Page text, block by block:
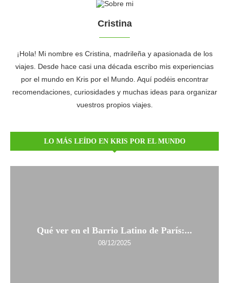
Cristina
¡Hola! Mi nombre es Cristina, madrileña y apasionada de los
viajes. Desde hace casi una década escribo mis experiencias
por el mundo en Kris por el Mundo. Aquí podéis encontrar
recomendaciones, curiosidades y muchas ideas para organizar
vuestros propios viajes.
LO MÁS LEÍDO EN KRIS POR EL MUNDO
Qué ver en el Barrio Latino de París:...
08/12/2025